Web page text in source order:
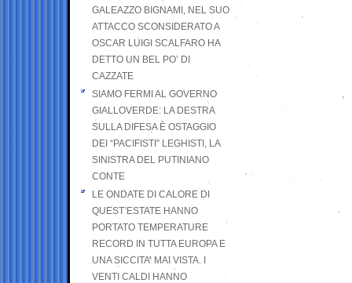
GALEAZZO BIGNAMI, NEL SUO
ATTACCO SCONSIDERATO A
OSCAR LUIGI SCALFARO HA
DETTO UN BEL PO’ DI
CAZZATE
SIAMO FERMI AL GOVERNO
GIALLOVERDE: LA DESTRA
SULLA DIFESA È OSTAGGIO
DEI “PACIFISTI” LEGHISTI, LA
SINISTRA DEL PUTINIANO
CONTE
LE ONDATE DI CALORE DI
QUEST’ESTATE HANNO
PORTATO TEMPERATURE
RECORD IN TUTTA EUROPA E
UNA SICCITA’ MAI VISTA. I
VENTI CALDI HANNO